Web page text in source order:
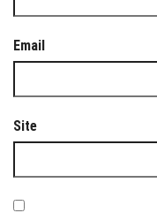
Email
Site